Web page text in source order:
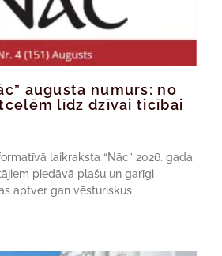
augusta numurs: no
līdz dzīvai ticībai
laikraksta “Nāc” 2026. gada
piedāvā plašu un garīgi
aptver gan vēsturiskus